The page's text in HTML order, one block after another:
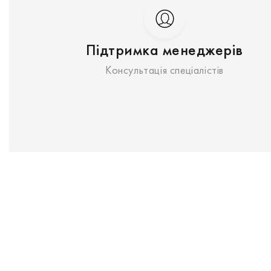
Підтримка менеджерів
Консультація спеціалістів